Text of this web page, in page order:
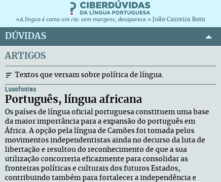
«A língua é como um rio: sem margens, desaparece.» João Carreira Bom
DÚVIDAS
ARTIGOS
Textos que versam sobre política de língua.
Lusofonias
Português, língua africana
Os países de língua oficial portuguesa constituem uma base
da maior importância para a expansão do português em
África. A opção pela língua de Camões foi tomada pelos
movimentos independentistas ainda no decurso da luta de
libertação e resultou do reconhecimento de que a sua
utilização concorreria eficazmente para consolidar as
fronteiras políticas e culturais dos futuros Estados,
contribuindo também para fortalecer a independência e